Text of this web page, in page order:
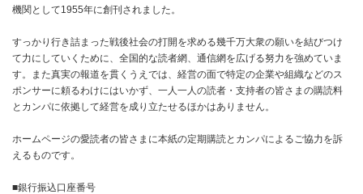
機関として1955年に創刊されました。
すっかり行き詰まった戦後社会の打開を求める幾千万大衆の願いを結びつけ
て力にしていくために、全国的な読者網、通信網を広げる努力を強めていま
す。また真実の報道を貫くうえでは、経営の面で特定の企業や組織などのス
ポンサーに頼るわけにはいかず、一人一人の読者・支持者の皆さまの購読料
とカンパに依拠して経営を成り立たせるほかはありません。
ホームページの愛読者の皆さまに本紙の定期購読とカンパによるご協力を訴
えるものです。
■銀行振込口座番号